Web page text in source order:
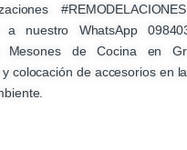
a nuestro WhatsApp
Mesones de Cocina en
colocación de accesorios en